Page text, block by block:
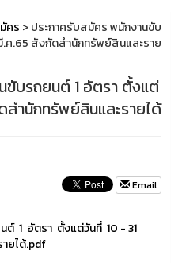
คร > ประกาศรับสมัคร พนักงานขับ
.ค.65 สังกัดสำนักทรัพย์สินและราย
ขับรถยนต์ 1 อัตรา ตั้งแต่
สำนักทรัพย์สินและรายได้
Email
1 อัตรา ตั้งแต่วันที่ 10 - 31
ยได้.pdf